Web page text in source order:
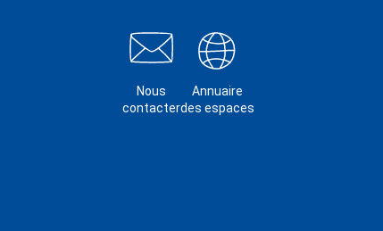
Nous
contacter
Annuaire
des espaces